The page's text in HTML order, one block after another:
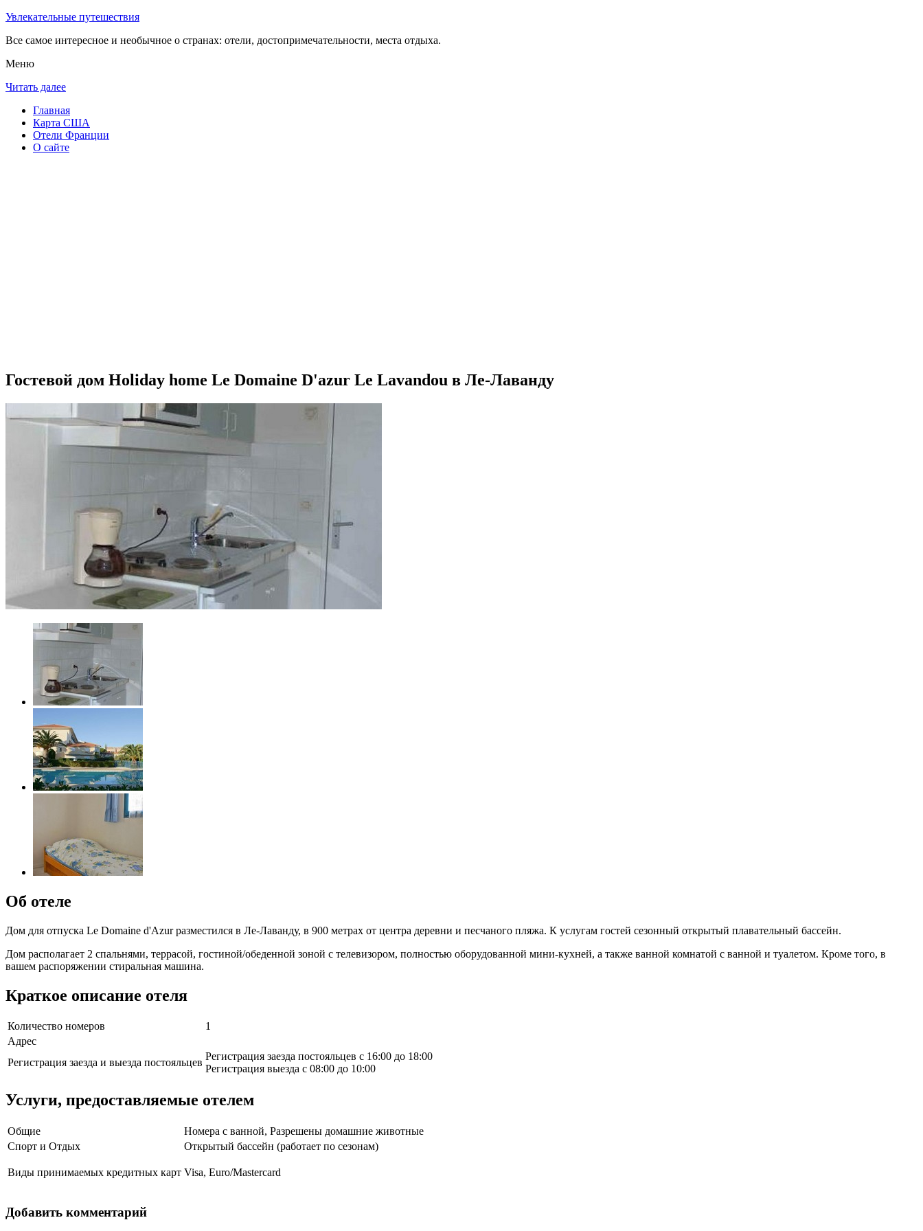
Увлекательные путешествия
Все самое интересное и необычное о странах: отели, достопримечательности, места отдыха.
Меню
Читать далее
Главная
Карта США
Отели Франции
О сайте
Гостевой дом Holiday home Le Domaine D'azur Le Lavandou в Ле-Лаванду
Об отеле
Дом для отпуска Le Domaine d'Azur разместился в Ле-Лаванду, в 900 метрах от центра деревни и песчаного пляжа. К услугам гостей сезонный открытый плавательный бассейн.
Дом располагает 2 спальнями, террасой, гостиной/обеденной зоной с телевизором, полностью оборудованной мини-кухней, а также ванной комнатой с ванной и туалетом. Кроме того, в
вашем распоряжении стиральная машина.
Краткое описание отеля
Количество номеров
1
Адрес
Регистрация заезда и выезда постояльцев
Регистрация заезда постояльцев с 16:00 до 18:00
Регистрация выезда с 08:00 до 10:00
Услуги, предоставляемые отелем
Общие
Номера с ванной, Разрешены домашние животные
Спорт и Отдых
Открытый бассейн (работает по сезонам)
Виды принимаемых кредитных карт Visa, Euro/Mastercard
Добавить комментарий